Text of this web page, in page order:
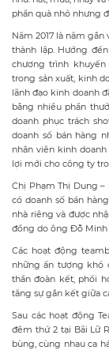
phần quà nhỏ nhưng
Năm 2017 là năm
thành lập. Hướng
chương trình khuyến
trong sản xuất, kinh
lãnh đạo kinh doanh
bằng nhiều phần
doanh phục trách
doanh số bán hàng
nhân viên kinh
lợi mới cho công ty
Chị Phạm Thị Dung
có doanh số bán
nhà riêng và được
đồng do ông Đỗ Minh
Các hoạt động
những ấn tượng khó
thần đoàn kết, phối
tăng sự gắn kết giữa
Sau các hoạt động
đêm thứ 2 tại Bãi Lữ
bùng, cùng nhau ca